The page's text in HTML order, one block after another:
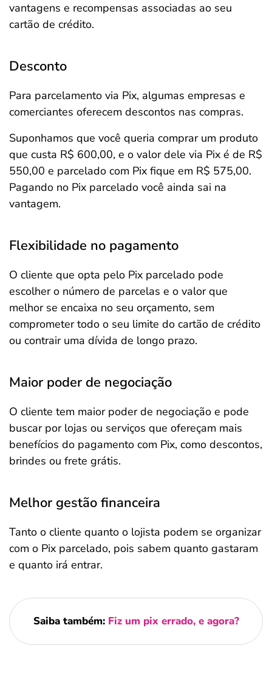
vantagens e recompensas associadas ao seu
cartão de crédito.
Desconto
Para parcelamento via Pix, algumas empresas e
comerciantes oferecem descontos nas compras.
Suponhamos que você queria comprar um produto
que custa R$ 600,00, e o valor dele via Pix é de R$
550,00 e parcelado com Pix fique em R$ 575,00.
Pagando no Pix parcelado você ainda sai na
vantagem.
Flexibilidade no pagamento
O cliente que opta pelo Pix parcelado pode
escolher o número de parcelas e o valor que
melhor se encaixa no seu orçamento, sem
comprometer todo o seu limite do cartão de crédito
ou contrair uma dívida de longo prazo.
Maior poder de negociação
O cliente tem maior poder de negociação e pode
buscar por lojas ou serviços que ofereçam mais
benefícios do pagamento com Pix, como descontos,
brindes ou frete grátis.
Melhor gestão financeira
Tanto o cliente quanto o lojista podem se organizar
com o Pix parcelado, pois sabem quanto gastaram
e quanto irá entrar.
Saiba também: Fiz um pix errado, e agora?